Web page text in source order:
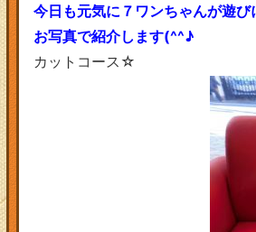
今日も元気に７ワンちゃんが遊
お写真で紹介します(^^♪
カットコース☆